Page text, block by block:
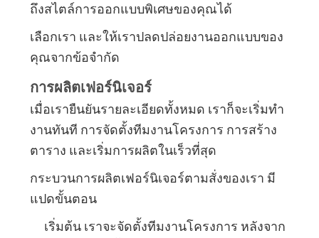
เป็น
ส่วน
ถึงสไตล์การออกแบบพิเศษของคุณได้
เลือกเรา และให้เราปลดปล่อยงานออกแบบของ
คุณจากข้อจํากัด
การผลิตเฟอร์นิเจอร์
เมื่อเรายืนยันรายละเอียดทั้งหมด เราก็จะเริ่มทํา
งานทันที การจัดตั้งทีมงานโครงการ การสร้าง
ตาราง และเริ่มการผลิตในเร็วที่สุด
กระบวนการผลิตเฟอร์นิเจอร์ตามสั่งของเรา มี
แปดขั้นตอน
เริ่มต้น เราจะจัดตั้งทีมงานโครงการ หลังจาก